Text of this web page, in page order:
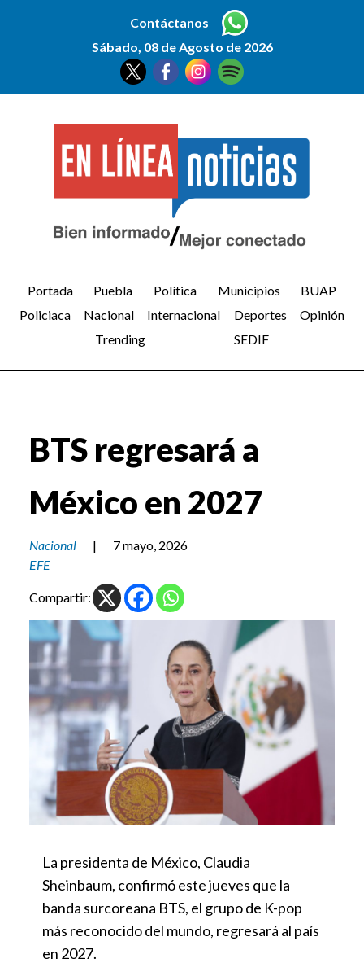
Contáctanos
Sábado, 08 de Agosto de 2026
Portada Puebla Política Municipios
BUAP
Policiaca
Nacional Internacional Deportes
Opinión
Trending
SEDIF
BTS regresará a
México en 2027
Nacional |
7 mayo, 2026
EFE
Compartir:
La presidenta de México, Claudia
Sheinbaum, confirmó este jueves que la
banda surcoreana BTS, el grupo de K-pop
más reconocido del mundo, regresará al país
en 2027.